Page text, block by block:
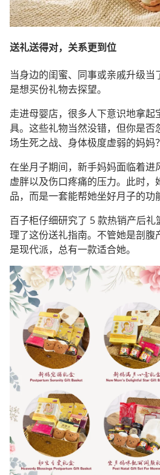
送礼送得对，关系更到位
当身边的闺蜜、同事或亲戚升级
是想买份礼物去探望。
走进母婴店，很多人下意识地拿起
具。这些礼物当然没错，但你是否
场生死之战、身体极度虚弱的妈妈？
在坐月子期间，新手妈妈面临着进
虚胖以及伤口疼痛的压力。此时，
品，而是一套能帮她坐好月子的功
百子柜仔细研究了 5 款热销产后
理了这份送礼指南。不管她是剖腹
是现代派，总有一款适合她。